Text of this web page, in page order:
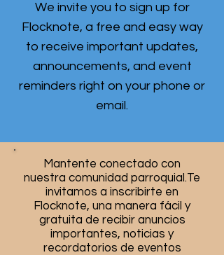
We invite you to sign up for
Flocknote, a free and easy way
to receive important updates,
announcements, and event
reminders right on your phone or
email.
Mantente conectado con
nuestra comunidad parroquial.Te
invitamos a inscribirte en
Flocknote, una manera fácil y
gratuita de recibir anuncios
importantes, noticias y
recordatorios de eventos